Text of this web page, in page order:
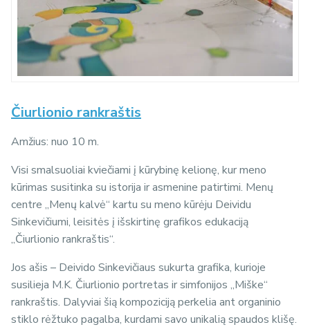
Čiurlionio rankraštis
Amžius: nuo 10 m.
Visi smalsuoliai kviečiami į kūrybinę kelionę, kur meno
kūrimas susitinka su istorija ir asmenine patirtimi. Menų
centre „Menų kalvė“ kartu su meno kūrėju Deividu
Sinkevičiumi, leisitės į išskirtinę grafikos edukaciją
„Čiurlionio rankraštis“.
Jos ašis – Deivido Sinkevičiaus sukurta grafika, kurioje
susilieja M.K. Čiurlionio portretas ir simfonijos „Miške“
rankraštis. Dalyviai šią kompoziciją perkelia ant organinio
stiklo rėžtuko pagalba, kurdami savo unikalią spaudos klišę.